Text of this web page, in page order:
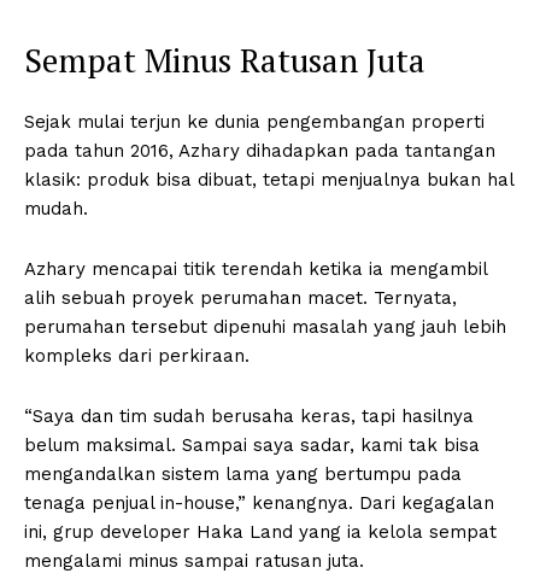
Sempat Minus Ratusan Juta
Sejak mulai terjun ke dunia pengembangan properti
pada tahun 2016, Azhary dihadapkan pada tantangan
klasik: produk bisa dibuat, tetapi menjualnya bukan hal
mudah.
Azhary mencapai titik terendah ketika ia mengambil
alih sebuah proyek perumahan macet. Ternyata,
perumahan tersebut dipenuhi masalah yang jauh lebih
kompleks dari perkiraan.
“Saya dan tim sudah berusaha keras, tapi hasilnya
belum maksimal. Sampai saya sadar, kami tak bisa
mengandalkan sistem lama yang bertumpu pada
tenaga penjual in-house,” kenangnya. Dari kegagalan
ini, grup developer Haka Land yang ia kelola sempat
mengalami minus sampai ratusan juta.